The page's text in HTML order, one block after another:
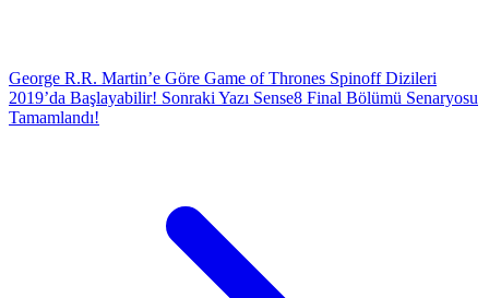
George R.R. Martin’e Göre Game of Thrones Spinoff Dizileri
2019’da Başlayabilir! Sonraki Yazı Sense8 Final Bölümü Senaryosu
Tamamlandı!